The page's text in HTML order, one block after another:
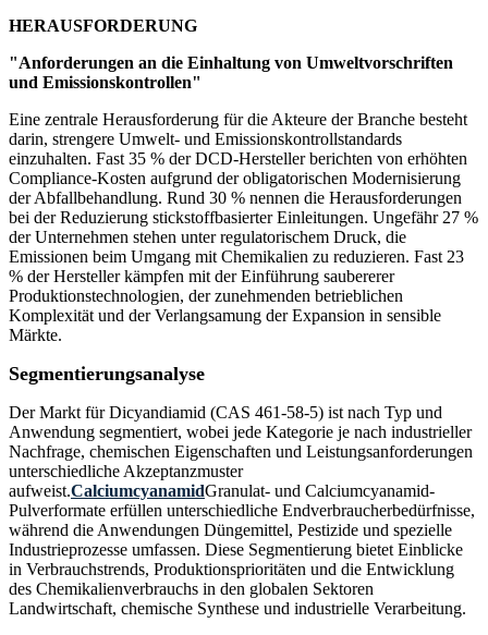
HERAUSFORDERUNG
"Anforderungen an die Einhaltung von Umweltvorschriften
und Emissionskontrollen"
Eine zentrale Herausforderung für die Akteure der Branche besteht
darin, strengere Umwelt- und Emissionskontrollstandards
einzuhalten. Fast 35 % der DCD-Hersteller berichten von erhöhten
Compliance-Kosten aufgrund der obligatorischen Modernisierung
der Abfallbehandlung. Rund 30 % nennen die Herausforderungen
bei der Reduzierung stickstoffbasierter Einleitungen. Ungefähr 27 %
der Unternehmen stehen unter regulatorischem Druck, die
Emissionen beim Umgang mit Chemikalien zu reduzieren. Fast 23
% der Hersteller kämpfen mit der Einführung saubererer
Produktionstechnologien, der zunehmenden betrieblichen
Komplexität und der Verlangsamung der Expansion in sensible
Märkte.
Segmentierungsanalyse
Der Markt für Dicyandiamid (CAS 461-58-5) ist nach Typ und
Anwendung segmentiert, wobei jede Kategorie je nach industrieller
Nachfrage, chemischen Eigenschaften und Leistungsanforderungen
unterschiedliche Akzeptanzmuster
aufweist.CalciumcyanamidGranulat- und Calciumcyanamid-
Pulverformate erfüllen unterschiedliche Endverbraucherbedürfnisse,
während die Anwendungen Düngemittel, Pestizide und spezielle
Industrieprozesse umfassen. Diese Segmentierung bietet Einblicke
in Verbrauchstrends, Produktionsprioritäten und die Entwicklung
des Chemikalienverbrauchs in den globalen Sektoren
Landwirtschaft, chemische Synthese und industrielle Verarbeitung.